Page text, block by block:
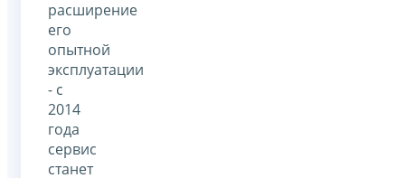
расширение
его
опытной
эксплуатации
- с
2014
года
сервис
станет